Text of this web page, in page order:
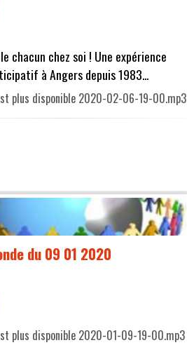
chacun chez soi ! Une expérience
à Angers depuis 1983...
plus disponible 2020-02-06-19-00.mp3
du 09 01 2020
plus disponible 2020-01-09-19-00.mp3